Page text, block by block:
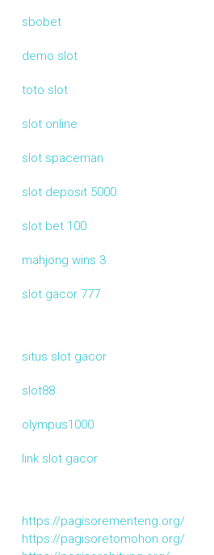
sbobet
demo slot
toto slot
slot online
slot spaceman
slot deposit 5000
slot bet 100
mahjong wins 3
slot gacor 777
situs slot gacor
slot88
olympus1000
link slot gacor
https://pagisorementeng.org/
https://pagisoretomohon.org/